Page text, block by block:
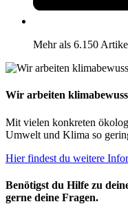
Mehr als 6.150
Wir arbeiten
Mit vielen konkreten
Umwelt und Klima so
Hier findest du weitere
Benötigst du Hilfe zu
gerne deine Fragen.